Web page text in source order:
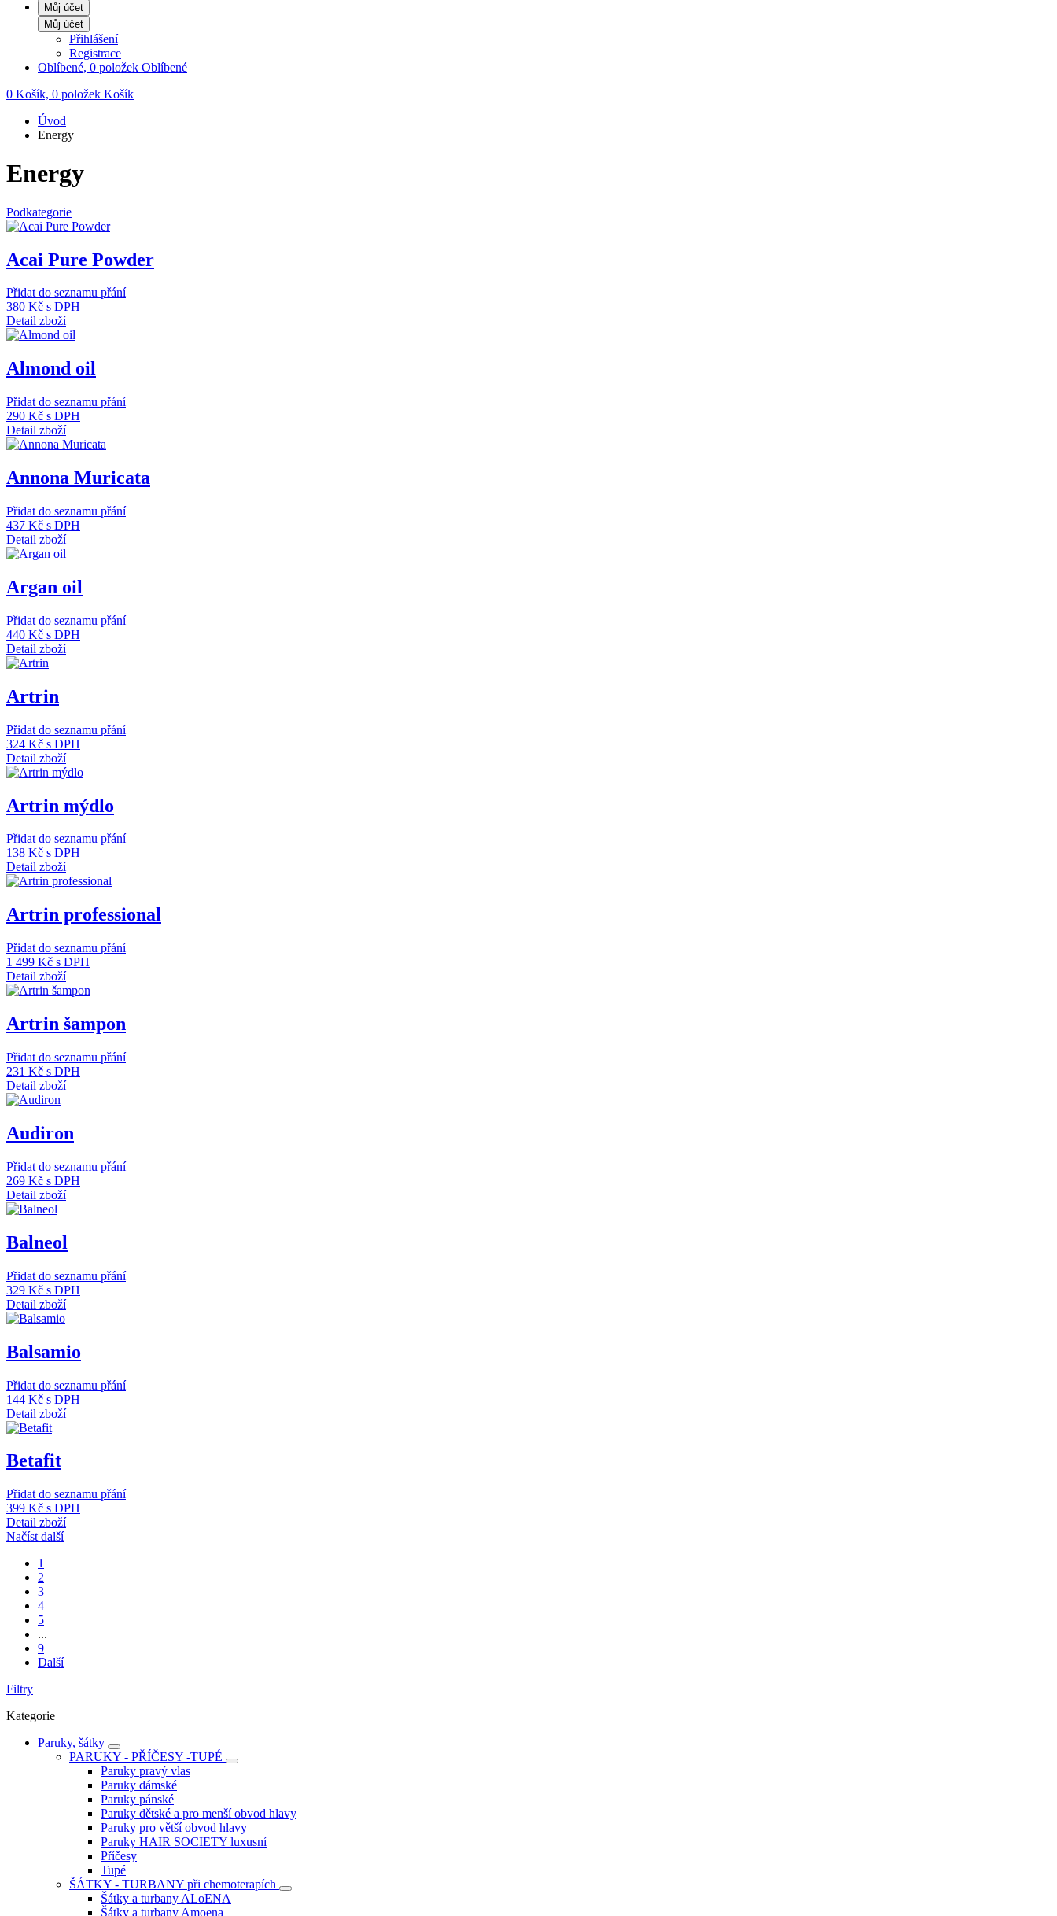
Můj účet
Můj účet
Přihlášení
Registrace
Oblíbené, 0 položek Oblíbené
0 Košík, 0 položek Košík
Úvod
Energy
Energy
Podkategorie
Acai Pure Powder
Přidat do seznamu přání
380 Kč s DPH
Detail zboží
Almond oil
Přidat do seznamu přání
290 Kč s DPH
Detail zboží
Annona Muricata
Přidat do seznamu přání
437 Kč s DPH
Detail zboží
Argan oil
Přidat do seznamu přání
440 Kč s DPH
Detail zboží
Artrin
Přidat do seznamu přání
324 Kč s DPH
Detail zboží
Artrin mýdlo
Přidat do seznamu přání
138 Kč s DPH
Detail zboží
Artrin professional
Přidat do seznamu přání
1 499 Kč s DPH
Detail zboží
Artrin šampon
Přidat do seznamu přání
231 Kč s DPH
Detail zboží
Audiron
Přidat do seznamu přání
269 Kč s DPH
Detail zboží
Balneol
Přidat do seznamu přání
329 Kč s DPH
Detail zboží
Balsamio
Přidat do seznamu přání
144 Kč s DPH
Detail zboží
Betafit
Přidat do seznamu přání
399 Kč s DPH
Detail zboží
Načíst další
1
2
3
4
5
...
9
Další
Filtry
Kategorie
Paruky, šátky
PARUKY - PŘÍČESY -TUPÉ
Paruky pravý vlas
Paruky dámské
Paruky pánské
Paruky dětské a pro menší obvod hlavy
Paruky pro větší obvod hlavy
Paruky HAIR SOCIETY luxusní
Příčesy
Tupé
ŠÁTKY - TURBANY při chemoterapích
Šátky a turbany ALoENA
Šátky a turbany Amoena